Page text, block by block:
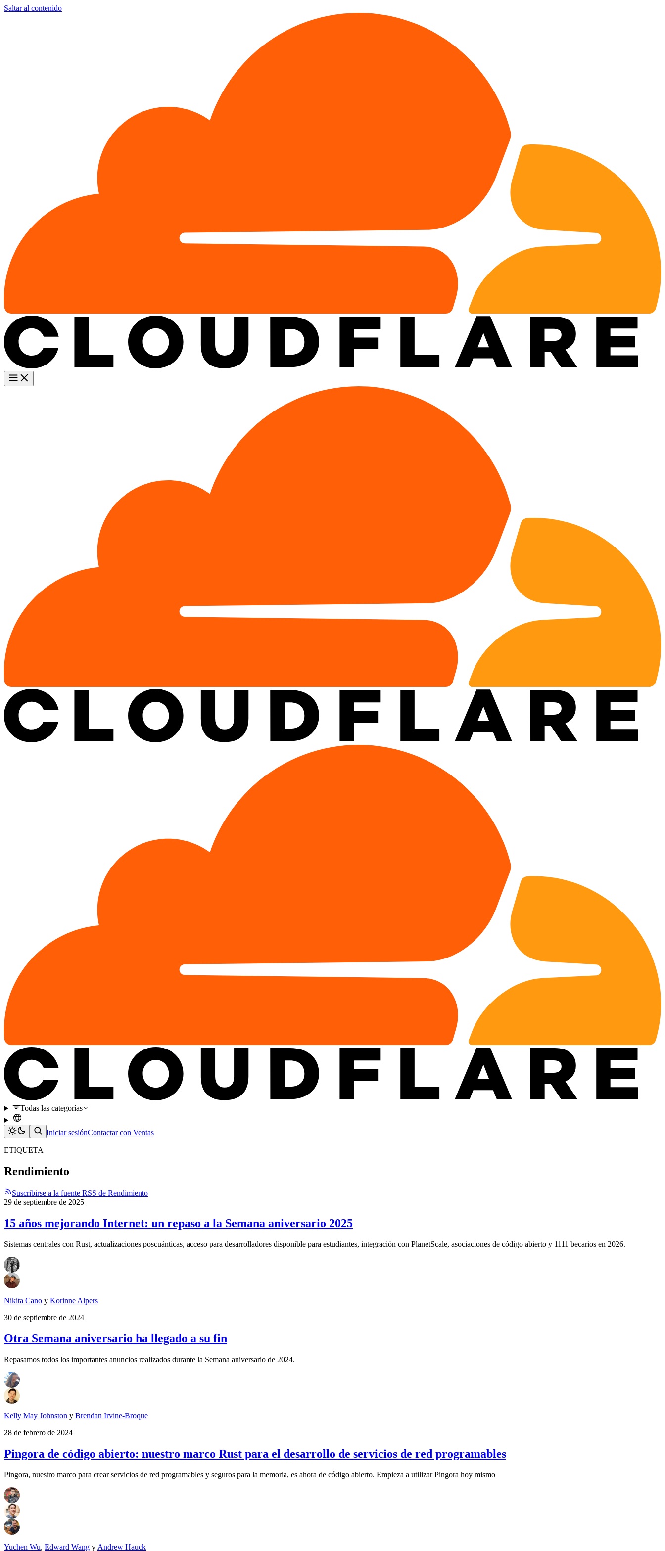
Saltar al contenido
Todas las categorías
Iniciar sesiónContactar con Ventas
ETIQUETA
Rendimiento
Suscribirse a la fuente RSS de Rendimiento
29 de septiembre de 2025
15 años mejorando Internet: un repaso a la Semana aniversario 2025
Sistemas centrales con Rust, actualizaciones poscuánticas, acceso para desarrolladores disponible para estudiantes, integración con PlanetScale, asociaciones de código abierto y 1111 becarios en 2026.
Nikita Cano y Korinne Alpers
30 de septiembre de 2024
Otra Semana aniversario ha llegado a su fin
Repasamos todos los importantes anuncios realizados durante la Semana aniversario de 2024.
Kelly May Johnston y Brendan Irvine-Broque
28 de febrero de 2024
Pingora de código abierto: nuestro marco Rust para el desarrollo de servicios de red programables
Pingora, nuestro marco para crear servicios de red programables y seguros para la memoria, es ahora de código abierto. Empieza a utilizar Pingora hoy mismo
Yuchen Wu, Edward Wang y Andrew Hauck